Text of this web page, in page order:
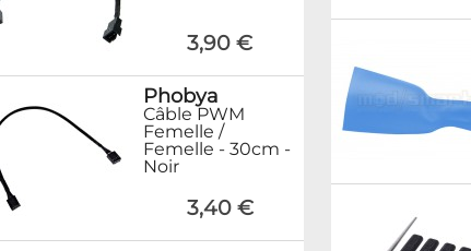
3,90 €
Phobya
Câble PWM
Femelle /
Femelle - 30cm -
Noir
3,40 €